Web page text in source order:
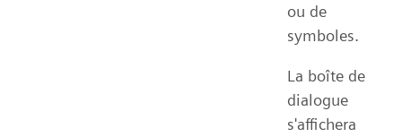
ou de
symboles.
La boîte de
dialogue
s'affichera